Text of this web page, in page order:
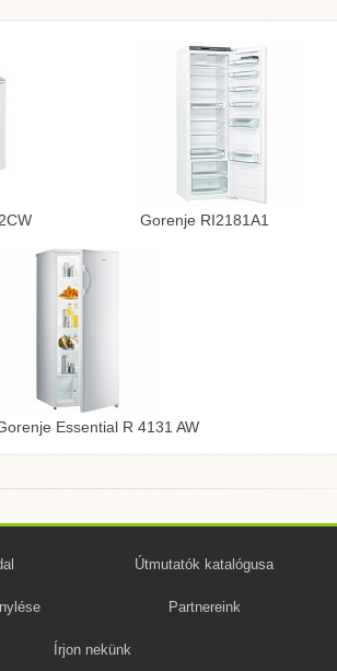
Gorenje RI2181A1
Essential R 4131 AW
Útmutatók katalógusa
Partnereink
Írjon nekünk